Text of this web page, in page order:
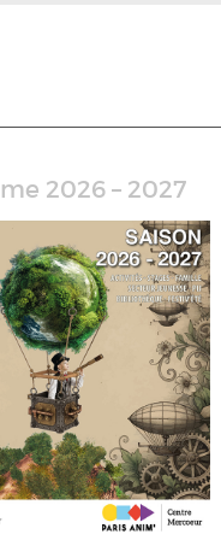
2026 – 2027